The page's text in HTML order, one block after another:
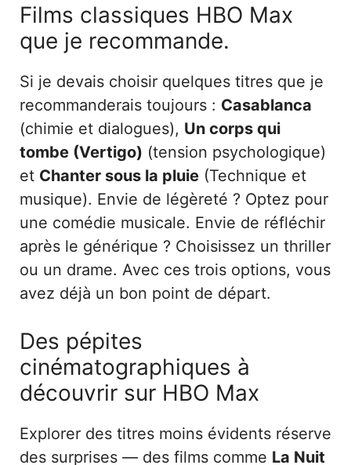
Films classiques HBO Max
que je recommande.
Si je devais choisir quelques titres que je
recommanderais toujours : Casablanca
(chimie et dialogues), Un corps qui
tombe (Vertigo) (tension psychologique)
et Chanter sous la pluie (Technique et
musique). Envie de légèreté ? Optez pour
une comédie musicale. Envie de réfléchir
après le générique ? Choisissez un thriller
ou un drame. Avec ces trois options, vous
avez déjà un bon point de départ.
Des pépites
cinématographiques à
découvrir sur HBO Max
Explorer des titres moins évidents réserve
des surprises — des films comme La Nuit